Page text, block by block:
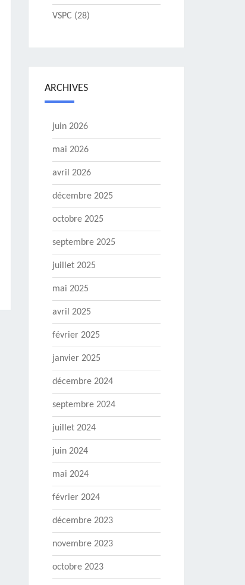
VSPC (28)
ARCHIVES
juin 2026
mai 2026
avril 2026
décembre 2025
octobre 2025
septembre 2025
juillet 2025
mai 2025
avril 2025
février 2025
janvier 2025
décembre 2024
septembre 2024
juillet 2024
juin 2024
mai 2024
février 2024
décembre 2023
novembre 2023
octobre 2023